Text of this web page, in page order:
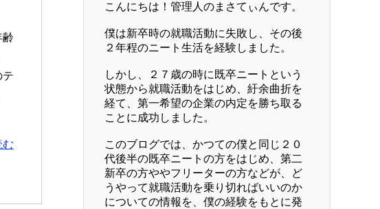
齢
テ
む
こんにちは！管理人のまさてぃんです。
僕は新卒時の就職活動に失敗し、その後
２年程のニート生活を経験しました。
しかし、２７歳の時に既卒ニートという
状態から就職活動をはじめ、紆余曲折を
経て、第一希望の企業の内定を勝ち取る
ことに成功しました。
このブログでは、かつての僕と同じ２０
代後半の既卒ニートの方をはじめ、第二
新卒の方ややフリーターの方などが、ど
うやって就職活動を乗り切ればいいのか
についての情報を、僕の経験をもとに発